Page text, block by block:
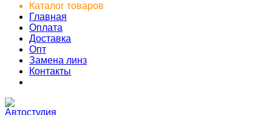
Каталог товаров
Главная
Оплата
Доставка
Опт
Замена линз
Контакты